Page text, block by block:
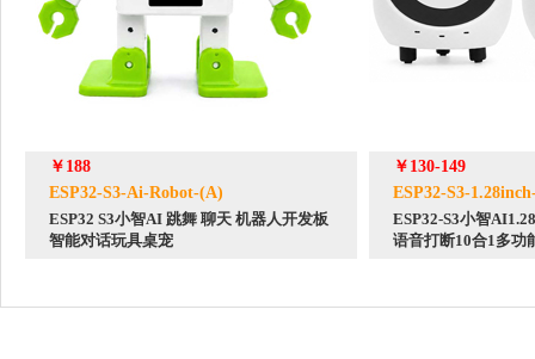
￥188
ESP32-S3-Ai-Robot-(A)
ESP32 S3小智AI 跳舞 聊天 机器人开发板
智能对话玩具桌宠
￥130-149
ESP32-S3-
ESP32-S3小智
语音打断10合1多功